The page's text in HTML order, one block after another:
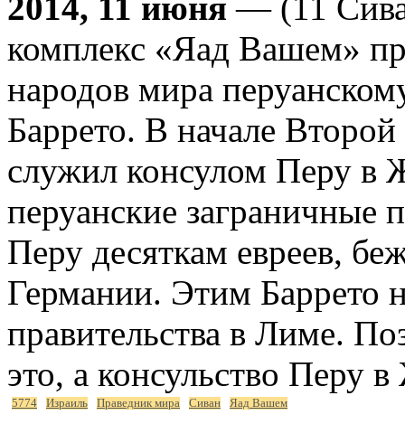
комплекс «Яад Вашем»
народов мира
Баррето. В начале
служил консулом Перу в
перуанские заграничные
Перу десяткам евреев,
Германии. Этим Баррето
правительства в Лиме.
это, а консульство Перу
5774 Израиль Праведник мира Сиван Яад Вашем